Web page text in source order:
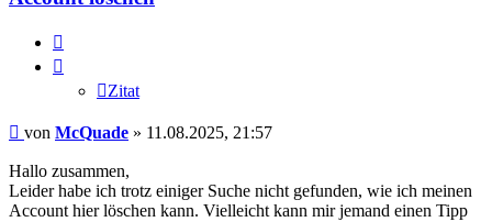
Zitat
Beitrag
von McQuade » 11.08.2025, 21:57
Hallo zusammen,
Leider habe ich trotz einiger Suche nicht gefunden, wie ich meinen
Account hier löschen kann. Vielleicht kann mir jemand einen Tipp